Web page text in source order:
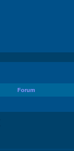
Forum